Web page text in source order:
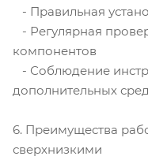
- Правильная
- Регулярная
компонентов
- Соблюдение
дополнительных
6. Преимущества
сверхнизкими